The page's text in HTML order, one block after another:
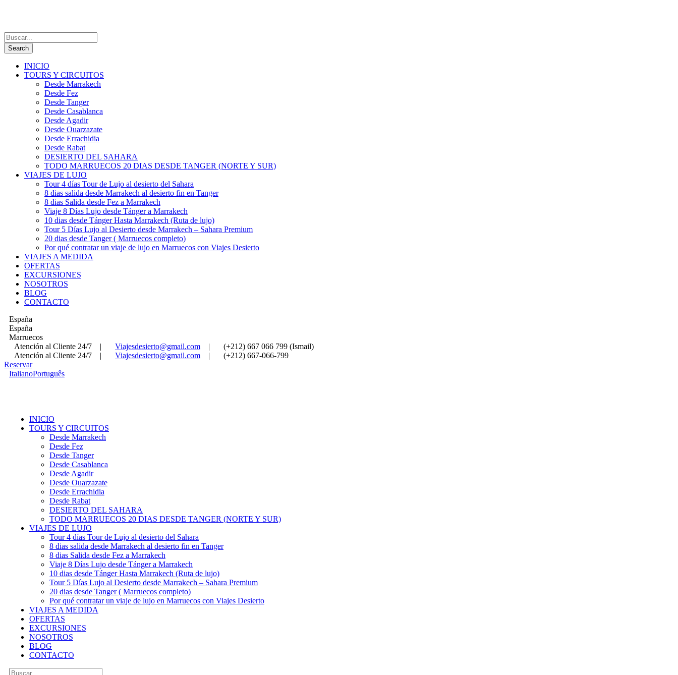
INICIO
TOURS Y CIRCUITOS
Desde Marrakech
Desde Fez
Desde Tanger
Desde Casablanca
Desde Agadir
Desde Ouarzazate
Desde Errachidia
Desde Rabat
DESIERTO DEL SAHARA
TODO MARRUECOS 20 DIAS DESDE TANGER (NORTE Y SUR)
VIAJES DE LUJO
Tour 4 días Tour de Lujo al desierto del Sahara
8 dias salida desde Marrakech al desierto fin en Tanger
8 dias Salida desde Fez a Marrakech
Viaje 8 Días Lujo desde Tánger a Marrakech
10 dias desde Tánger Hasta Marrakech (Ruta de lujo)
Tour 5 Días Lujo al Desierto desde Marrakech – Sahara Premium
20 dias desde Tanger ( Marruecos completo)
Por qué contratar un viaje de lujo en Marruecos con Viajes Desierto
VIAJES A MEDIDA
OFERTAS
EXCURSIONES
NOSOTROS
BLOG
CONTACTO
España
España
Marruecos
Atención al Cliente 24/7
| Viajesdesierto@gmail.com |
(+212) 667 066 799 (Ismail)
Atención al Cliente 24/7
| Viajesdesierto@gmail.com |
(+212) 667-066-799
Reservar
ItalianoPortuguês
INICIO
TOURS Y CIRCUITOS
Desde Marrakech
Desde Fez
Desde Tanger
Desde Casablanca
Desde Agadir
Desde Ouarzazate
Desde Errachidia
Desde Rabat
DESIERTO DEL SAHARA
TODO MARRUECOS 20 DIAS DESDE TANGER (NORTE Y SUR)
VIAJES DE LUJO
Tour 4 días Tour de Lujo al desierto del Sahara
8 dias salida desde Marrakech al desierto fin en Tanger
8 dias Salida desde Fez a Marrakech
Viaje 8 Días Lujo desde Tánger a Marrakech
10 dias desde Tánger Hasta Marrakech (Ruta de lujo)
Tour 5 Días Lujo al Desierto desde Marrakech – Sahara Premium
20 dias desde Tanger ( Marruecos completo)
Por qué contratar un viaje de lujo en Marruecos con Viajes Desierto
VIAJES A MEDIDA
OFERTAS
EXCURSIONES
NOSOTROS
BLOG
CONTACTO